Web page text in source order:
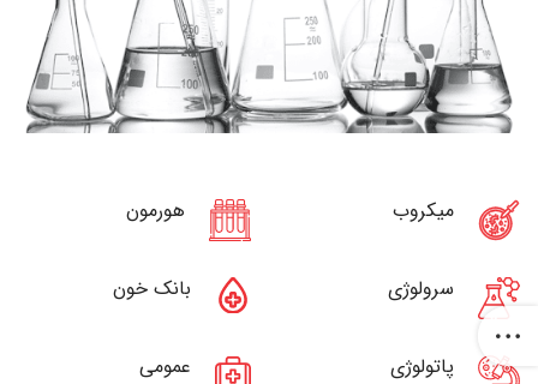
هورمون میکروب
بانک خون سرولوژی
عمومی پاتولوژی